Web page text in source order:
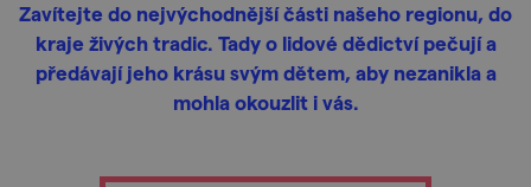
Zavítejte do nejvýchodnější části našeho regionu, do
kraje živých tradic. Tady o lidové dědictví pečují a
předávají jeho krásu svým dětem, aby nezanikla a
mohla okouzlit i vás.